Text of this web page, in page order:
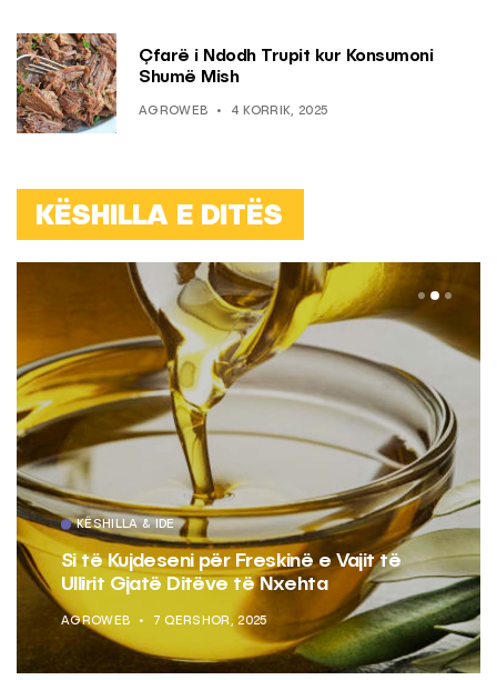
Çfarë i Ndodh Trupit kur Konsumoni
Shumë Mish
AGROWEB 4 KORRIK, 2025
KËSHILLA E DITËS
KËSHILLA & IDE
Pse Nuk Duhet të Përdorni Letrën e
Aluminit për Ruajtjen e Ushqimeve
AGROWEB 7 QERSHOR, 2025